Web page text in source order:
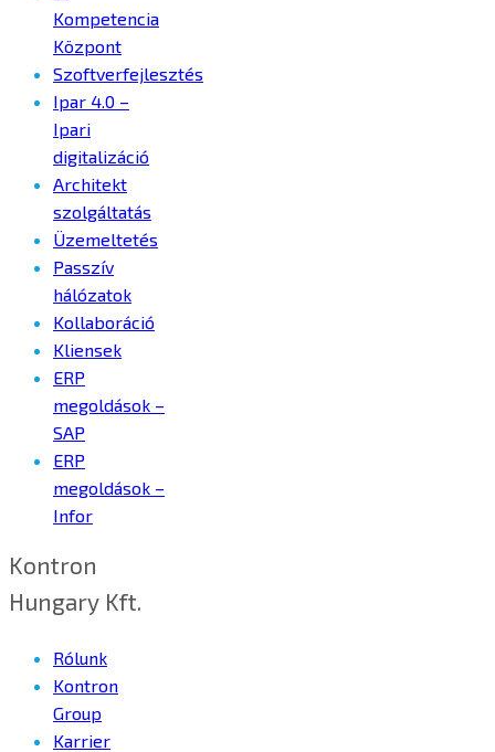
Kompetencia
Központ
Szoftverfejlesztés
Ipar 4.0 –
Ipari
digitalizáció
Architekt
szolgáltatás
Üzemeltetés
Passzív
hálózatok
Kollaboráció
Kliensek
ERP
megoldások –
SAP
ERP
megoldások –
Infor
Kontron
Hungary Kft.
Rólunk
Kontron
Group
Karrier